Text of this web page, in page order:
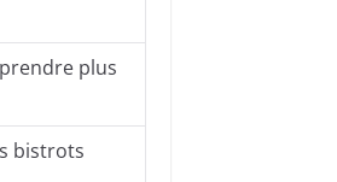
plus
bistrots